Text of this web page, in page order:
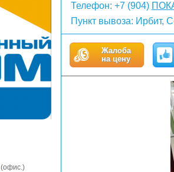
Телефон: +7 (904)
Пункт вывоза: Ирбит,
Жалоба
на цену
(офис.)